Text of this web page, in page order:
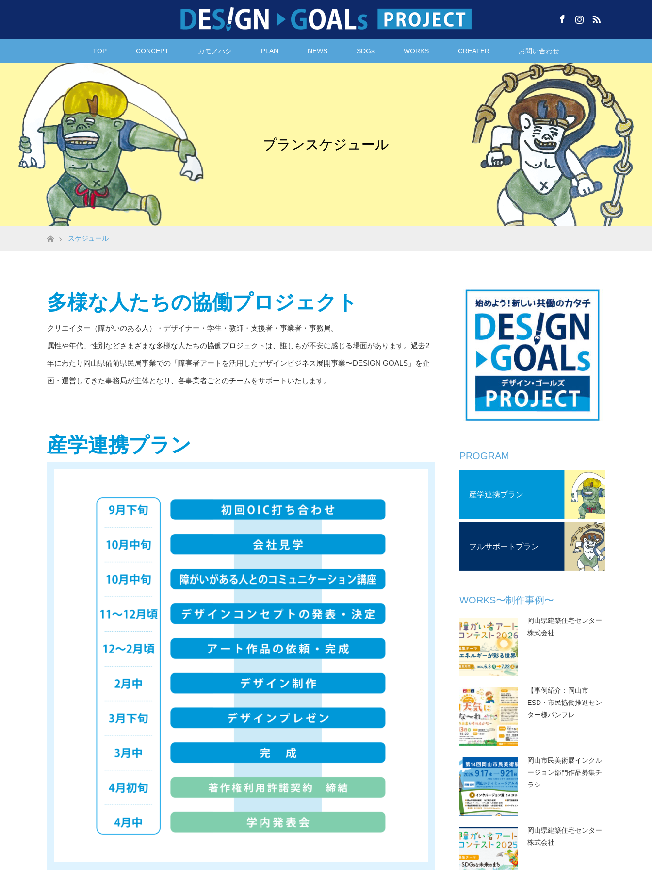
Facebook
TOP CONCEPT カモノハシ PLAN NEWS SDGs WORKS CREATER お問い合わせ
プランスケジュール
ホームスケジュール
多様な人たちの協働プロジェクト
クリエイター（障がいのある人）・デザイナー・学生・教師・支援者・事業者・事務局。
属性や年代、性別などさまざまな多様な人たちの協働プロジェクトは、誰しもが不安に感じる場面があります。過去2
年にわたり岡山県備前県民局事業での「障害者アートを活用したデザインビジネス展開事業〜DESIGN GOALS」を企
画・運営してきた事務局が主体となり、各事業者ごとのチームをサポートいたします。
産学連携プラン PROGRAM
産学連携プラン
フルサポートプラン
WORKS〜制作事例〜
岡山県建築住宅センター
株式会社
【事例紹介：岡山市
ESD・市民協働推進セン
ター様パンフレ…
岡山市民美術展インクル
ージョン部門作品募集チ
ラシ
岡山県建築住宅センター
株式会社